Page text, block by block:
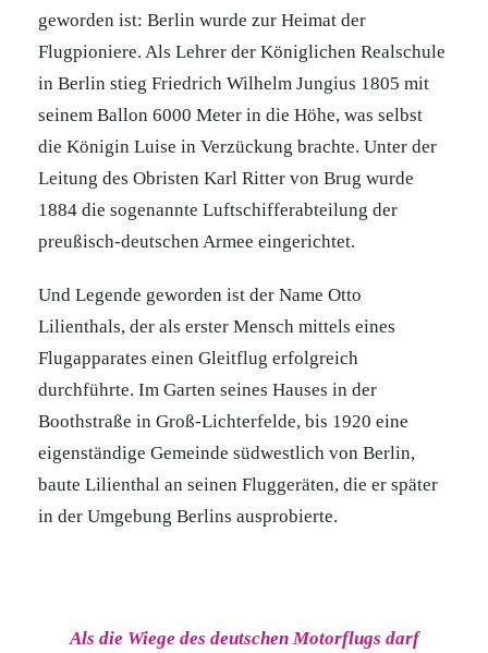
geworden ist: Berlin wurde zur Heimat der
Flugpioniere. Als Lehrer der Königlichen Realschule
in Berlin stieg Friedrich Wilhelm Jungius 1805 mit
seinem Ballon 6000 Meter in die Höhe, was selbst
die Königin Luise in Verzückung brachte. Unter der
Leitung des Obristen Karl Ritter von Brug wurde
1884 die sogenannte Luftschifferabteilung der
preußisch-deutschen Armee eingerichtet.
Und Legende geworden ist der Name Otto
Lilienthals, der als erster Mensch mittels eines
Flugapparates einen Gleitflug erfolgreich
durchführte. Im Garten seines Hauses in der
Boothstraße in Groß-Lichterfelde, bis 1920 eine
eigenständige Gemeinde südwestlich von Berlin,
baute Lilienthal an seinen Fluggeräten, die er später
in der Umgebung Berlins ausprobierte.
Als die Wiege des deutschen Motorflugs darf